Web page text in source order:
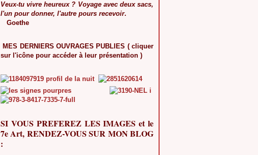
Veux-tu vivre heureux ? Voyage avec deux sacs,
l'un pour donner, l'autre pours recevoir.
Goethe
MES DERNIERS OUVRAGES PUBLIES ( cliquer
sur l'icône pour accéder à leur présentation )
SI VOUS PREFEREZ LES IMAGES et le
7e Art, RENDEZ-VOUS SUR MON BLOG
: